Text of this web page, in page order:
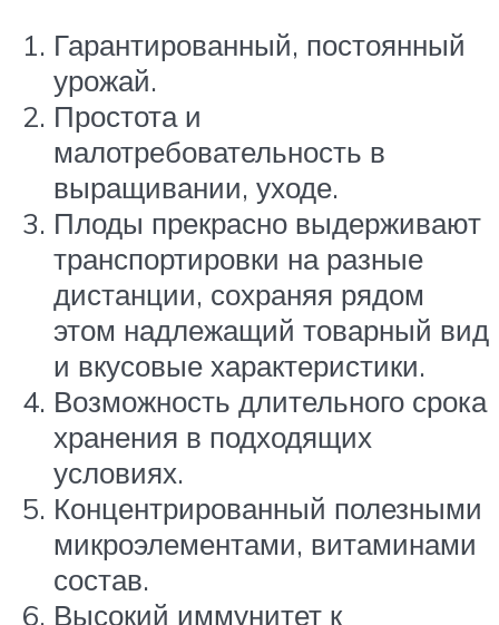
Гарантированный, постоянный
урожай.
Простота и
малотребовательность в
выращивании, уходе.
Плоды прекрасно выдерживают
транспортировки на разные
дистанции, сохраняя рядом
этом надлежащий товарный вид
и вкусовые характеристики.
Возможность длительного срока
хранения в подходящих
условиях.
Концентрированный полезными
микроэлементами, витаминами
состав.
Высокий иммунитет к